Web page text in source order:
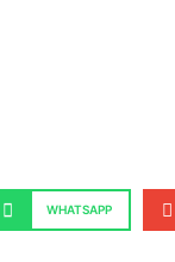
WHATSAPP